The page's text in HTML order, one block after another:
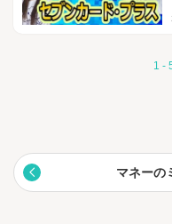
1 -
マネーの